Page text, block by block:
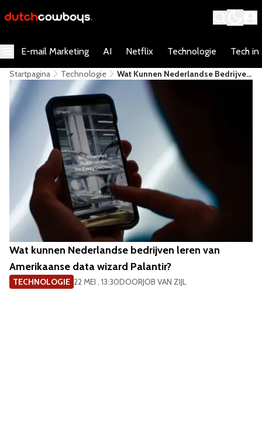
E-mail Marketing AI Netflix Technologie Tech in
Startpagina Technologie
Wat Kunnen Nederlandse Bedrijven
Leren Van Amerikaanse Data
Wizard Palantir?
Wat kunnen Nederlandse bedrijven leren van
Amerikaanse data wizard Palantir?
TECHNOLOGIE 22 MEI , 13:30DOORJOB VAN ZIJL